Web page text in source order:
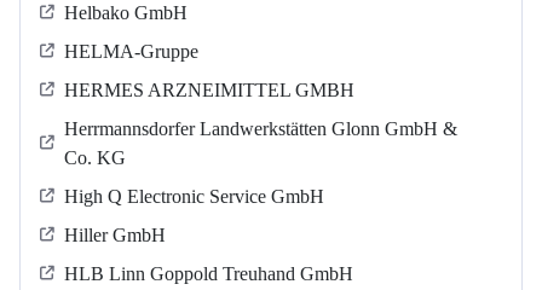
Helbako GmbH
HELMA-Gruppe
HERMES ARZNEIMITTEL GMBH
Herrmannsdorfer Landwerkstätten Glonn GmbH &
Co. KG
High Q Electronic Service GmbH
Hiller GmbH
HLB Linn Goppold Treuhand GmbH